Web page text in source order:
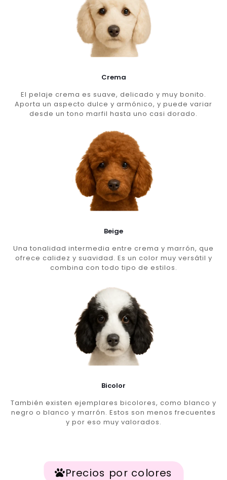
Crema
El pelaje crema es suave, delicado y muy bonito.
Aporta un aspecto dulce y armónico, y puede variar
desde un tono marfil hasta uno casi dorado.
Beige
Una tonalidad intermedia entre crema y marrón, que
ofrece calidez y suavidad. Es un color muy versátil y
combina con todo tipo de estilos.
Bicolor
También existen ejemplares bicolores, como blanco y
negro o blanco y marrón. Estos son menos frecuentes
y por eso muy valorados.
Precios por colores